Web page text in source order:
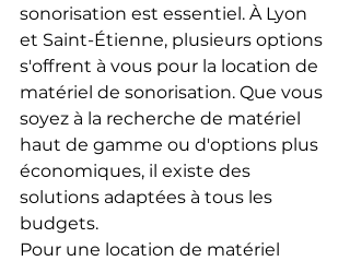
sonorisation est essentiel. À Lyon
et Saint-Étienne, plusieurs options
s'offrent à vous pour la location de
matériel de sonorisation. Que vous
soyez à la recherche de matériel
haut de gamme ou d'options plus
économiques, il existe des
solutions adaptées à tous les
budgets.
Pour une location de matériel